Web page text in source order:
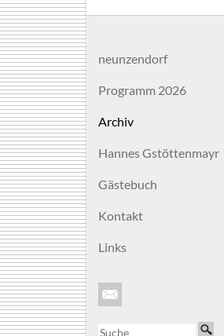
neunzendorf
Programm 2026
Archiv
Hannes Gstöttenmayr
Gästebuch
Kontakt
Links